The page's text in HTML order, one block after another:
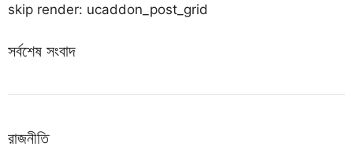
skip render: ucaddon_post_grid
সর্বশেষ সংবাদ
রাজনীতি